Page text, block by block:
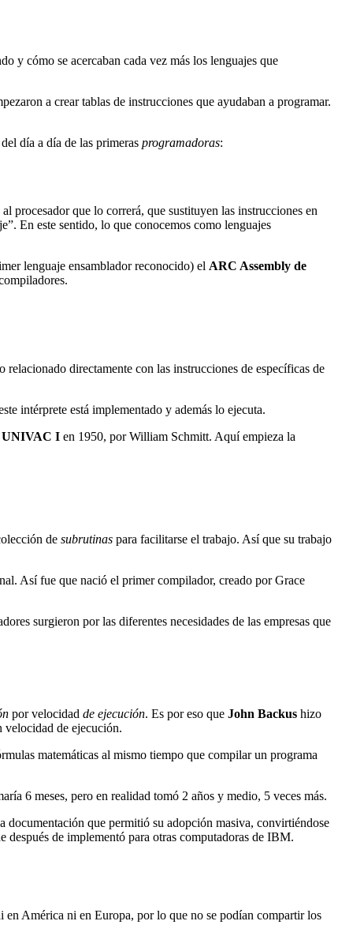
y cómo se acercaban cada vez más los lenguajes que
a crear tablas de instrucciones que ayudaban a programar.
día a día de las primeras programadoras:
procesador que lo correrá, que sustituyen las instrucciones en
En este sentido, lo que conocemos como lenguajes
lenguaje ensamblador reconocido) el ARC Assembly de
directamente con las instrucciones de específicas de
intérprete está implementado y además lo ejecuta.
UNIVAC I en 1950, por William Schmitt. Aquí empieza la
de subrutinas para facilitarse el trabajo. Así que su trabajo
Así fue que nació el primer compilador, creado por Grace
surgieron por las diferentes necesidades de las empresas que
por velocidad de ejecución. Es por eso que John Backus hizo
velocidad de ejecución.
matemáticas al mismo tiempo que compilar un programa
6 meses, pero en realidad tomó 2 años y medio, 5 veces más.
que permitió su adopción masiva, convirtiéndose
de implementó para otras computadoras de IBM.
América ni en Europa, por lo que no se podían compartir los